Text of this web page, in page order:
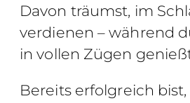
Davon träumst, im
verdienen – während
in vollen Zügen
Bereits erfolgreich